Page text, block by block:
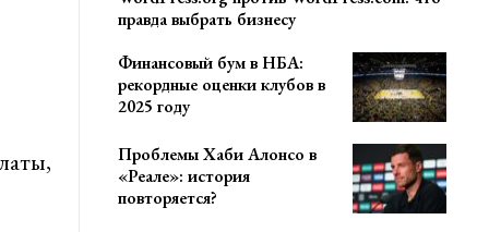
правда выбрать бизнесу
Финансовый бум в НБА:
рекордные оценки клубов в
2025 году
Проблемы Хаби Алонсо в
«Реале»: история
повторяется?